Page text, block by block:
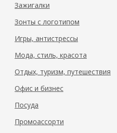
Зажигалки
Зонты с логотипом
Игры, антистрессы
Мода, стиль, красота
Отдых, туризм, путешествия
Офис и бизнес
Посуда
Промоассорти